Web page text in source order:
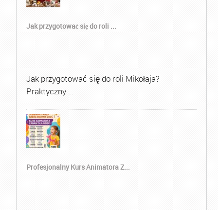
Jak przygotować się do roli ...
Jak przygotować się do roli Mikołaja?
Praktyczny …
Profesjonalny Kurs Animatora Z...